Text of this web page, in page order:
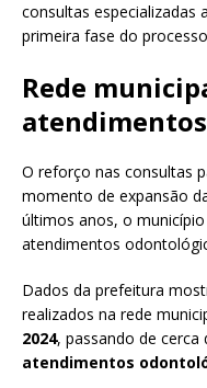
consultas especializadas
primeira fase do
Rede
O reforço nas consultas
momento de expansão
últimos anos, o
atendimentos
Dados da prefeitura
realizados na rede
2024, passando de cerca
atendimentos